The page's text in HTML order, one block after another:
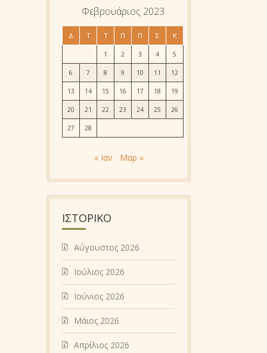
Φεβρουάριος 2023
Δ Τ Τ Π Π Σ Κ
1 2 3 4 5
6 7 8 9 10 11 12
13 14 15 16 17 18 19
20 21 22 23 24 25 26
27 28
« Ιαν Μαρ »
ΙΣΤΟΡΙΚΌ
Αύγουστος 2026
Ιούλιος 2026
Ιούνιος 2026
Μάιος 2026
Απρίλιος 2026